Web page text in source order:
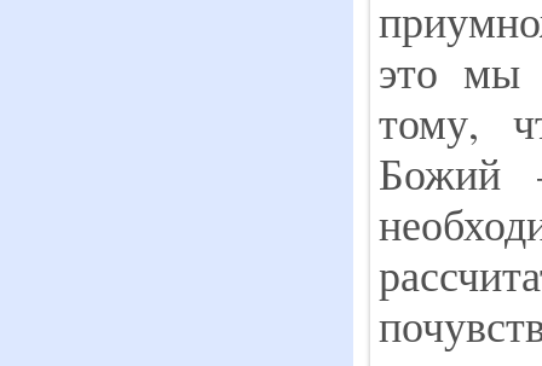
это мы
тому,
Божий